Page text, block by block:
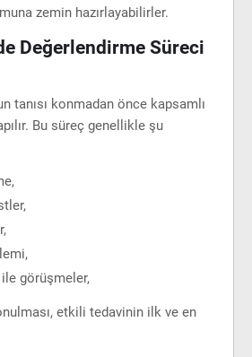
zemin hazırlayabilirler.
Değerlendirme Süreci
tanısı konmadan önce kapsamlı
Bu süreç genellikle şu
görüşmeler,
etkili tedavinin ilk ve en